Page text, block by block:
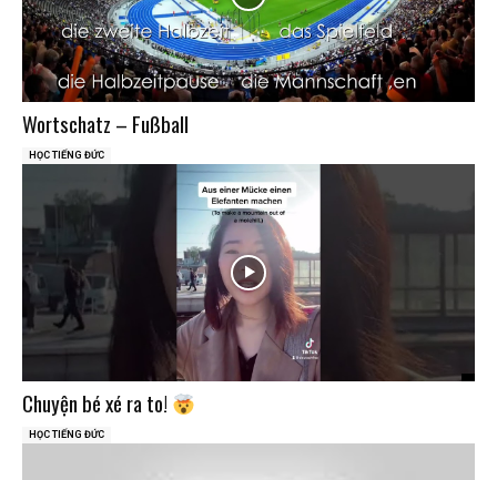
Wortschatz – Fußball
HỌC TIẾNG ĐỨC
Chuyện bé xé ra to!
HỌC TIẾNG ĐỨC